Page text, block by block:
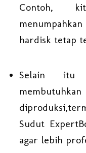
Contoh,
hardisk tetap
Selain itu
Sudut
agar lebih